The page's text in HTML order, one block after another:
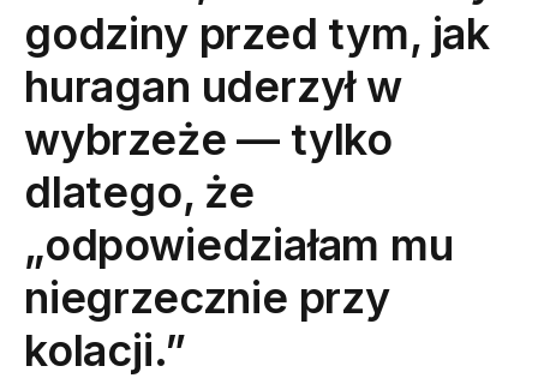
godziny przed tym, jak
huragan uderzył w
wybrzeże — tylko
dlatego, że
„odpowiedziałam mu
niegrzecznie przy
kolacji.”